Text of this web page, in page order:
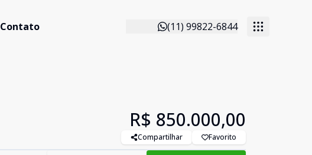
Contato (11) 99822-6844
R$ 850.000,00
Compartilhar Favorito